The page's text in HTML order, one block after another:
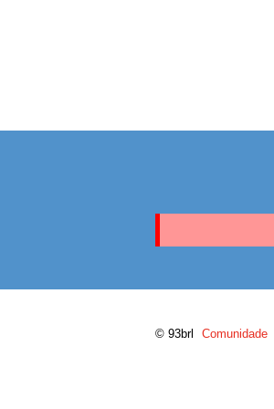
© 93brl Comunidade